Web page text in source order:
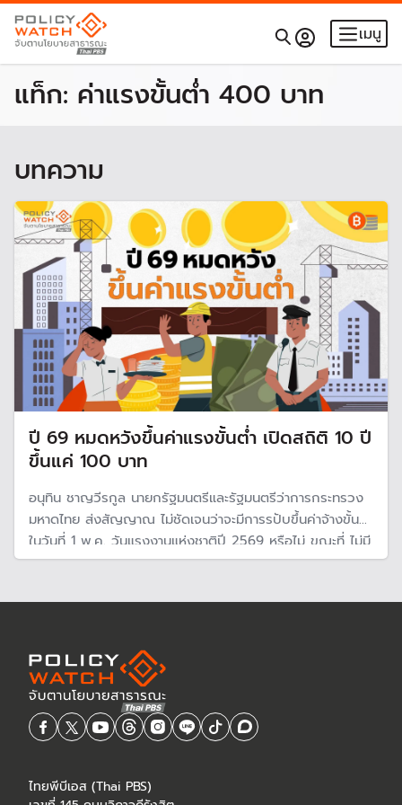
เมนู
แท็ก: ค่าแรงขั้นต่ำ 400 บาท
บทความ
ปี 69 หมดหวังขึ้นค่าแรงขั้นต่ำ เปิดสถิติ 10 ปี
ขึ้นแค่ 100 บาท
อนุทิน ชาญวีรกูล นายกรัฐมนตรีและรัฐมนตรีว่าการกระทรวง
มหาดไทย ส่งสัญญาณ ไม่ชัดเจนว่าจะมีการรปับขึ้นค่าจ้างขั้นต่ำ
ในวันที่ 1 พ.ค. วันแรงงานแห่งชาติปี 2569 หรือไม่ ขณะที่ ไม่มี
นโยบายปรับขึ้นค่าแรงขั้นต่ำในรัฐบาลชุดนี้
ไทยพีบีเอส (Thai PBS)